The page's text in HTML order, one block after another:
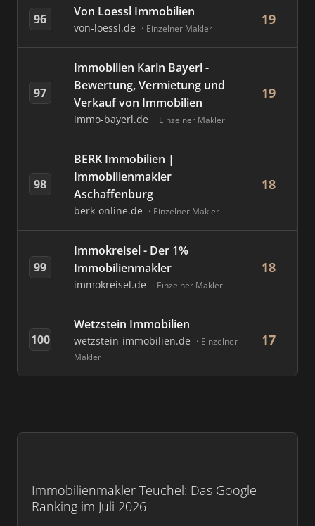
Immobilienmakler Teuchel: Das Google-
Ranking im Juli 2026
96 Von Loessl Immobilien
von-loessl.de Einzelner Makler
19
97
Immobilien Karin Bayerl -
Bewertung, Vermietung und
Verkauf von Immobilien
immo-bayerl.de Einzelner Makler
19
98
BERK Immobilien |
Immobilienmakler
Aschaffenburg
berk-online.de Einzelner Makler
18
99
Immokreisel - Der 1%
Immobilienmakler
immokreisel.de Einzelner Makler
18
100
Wetzstein Immobilien
wetzstein-immobilien.de
Einzelner
Makler
17